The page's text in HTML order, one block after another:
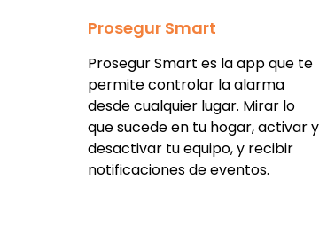
Prosegur Smart
Prosegur Smart es la app que te
permite controlar la alarma
desde cualquier lugar. Mirar lo
que sucede en tu hogar, activar y
desactivar tu equipo, y recibir
notificaciones de eventos.